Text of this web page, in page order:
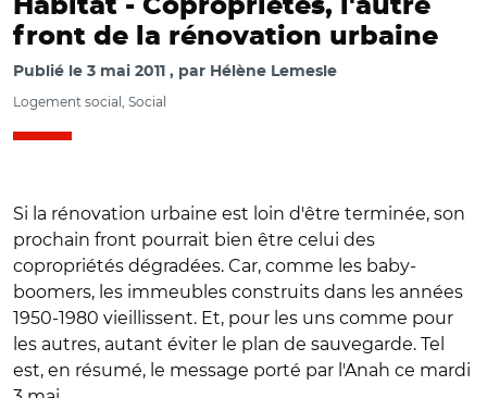
Habitat - Copropriétés, l'autre
front de la rénovation urbaine
Publié le 3 mai 2011 par Hélène Lemesle
Logement social, Social
Si la rénovation urbaine est loin d'être terminée, son
prochain front pourrait bien être celui des
copropriétés dégradées. Car, comme les baby-
boomers, les immeubles construits dans les années
1950-1980 vieillissent. Et, pour les uns comme pour
les autres, autant éviter le plan de sauvegarde. Tel
est, en résumé, le message porté par l'Anah ce mardi